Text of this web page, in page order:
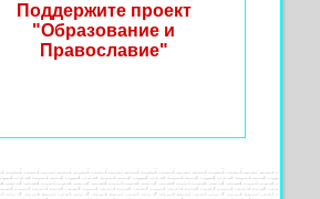
Поддержите проект
"Образование и
Православие"